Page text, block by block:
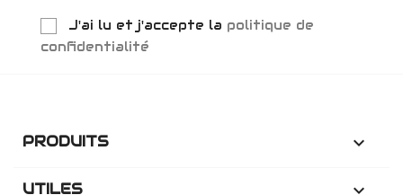
J'ai lu et j'accepte la politique de
confidentialité
PRODUITS 
UTILES 